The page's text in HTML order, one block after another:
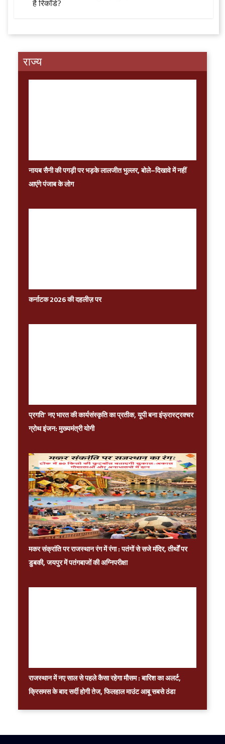
राज्य
नायब सैनी की पगड़ी पर भड़के लालजीत भुल्लर, बोले–दिखावे में नहीं
आएंगे पंजाब के लोग
कर्नाटक 2026 की दहलीज़ पर
प्रगति’ नए भारत की कार्यसंस्कृति का प्रतीक, यूपी बना इंफ्रास्ट्रक्चर
ग्रोथ इंजन: मुख्यमंत्री योगी
मकर संक्रांति पर राजस्थान रंग में रंगा : पतंगों से सजे मंदिर, तीर्थों पर
डुबकी, जयपुर में पतंगबाजों की अग्निपरीक्षा
राजस्थान में नए साल से पहले कैसा रहेगा मौसम : बारिश का अलर्ट,
क्रिसमस के बाद सर्दी होगी तेज, फिलहाल माउंट आबू सबसे ठंडा